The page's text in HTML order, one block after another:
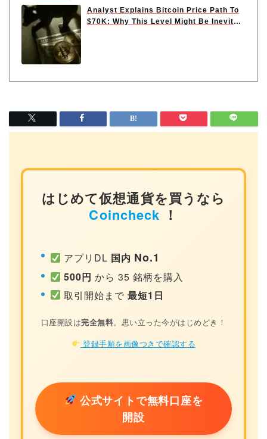
Analyst Explains Bitcoin Price Path To
$70K: Why This Level Might Be Inevitabl
はじめて仮想通貨を買うなら
Coincheck ！
アプリDL 国内 No.1
500円 から 35 銘柄を購入
取引開始まで最短1日
口座開設は完全無料。思い立った今がはじめどき！
登録手順を画像つきで確認する
公式サイトで無料口座を
開設